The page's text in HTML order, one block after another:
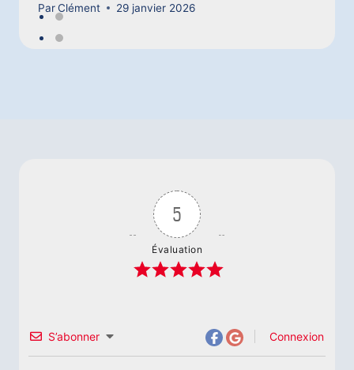
ParClément 29 janvier 2026
5
Évaluation
S’abonner Connexion